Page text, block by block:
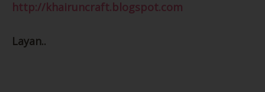
http://khairuncraft.blogspot.com
Layan..Untuk jadi paper clip atau bookmark..